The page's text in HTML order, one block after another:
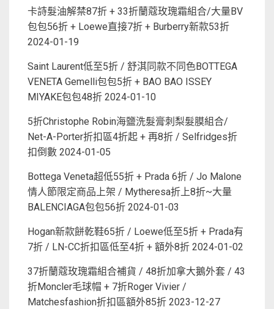
卡詩髮油解禁87折 + 33折蘭蔻玫瑰霜組合/大量BV
包包56折 + Loewe直接7折 + Burberry新款53折
2024-01-19
Saint Laurent低至5折 / 舒淇同款不同色BOTTEGA
VENETA Gemelli包包5折 + BAO BAO ISSEY
MIYAKE包包48折 2024-01-10
5折Christophe Robin海鹽洗髮膏刺梨髮膜組合/
Net-A-Porter折扣區4折起 + 再8折 / Selfridges折
扣倒數 2024-01-05
Bottega Veneta超低55折 + Prada 6折 / Jo Malone
情人節限定商品上架 / Mytheresa折上8折~大量
BALENCIAGA包包56折 2024-01-03
Hogan新款餅乾鞋65折 / Loewe低至5折 + Prada有
7折 / LN-CC折扣區低至4折 + 額外8折 2024-01-02
37折蘭蔻玫瑰霜組合補貨 / 48折加拿大鵝外套 / 43
折Moncler毛球帽 + 7折Roger Vivier /
Matchesfashion折扣區額外85折 2023-12-27